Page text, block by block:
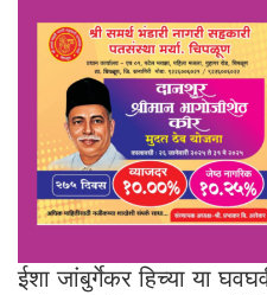
ईशा जांबुर्गेकर हिच्या या